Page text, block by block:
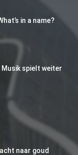
in a name?
spielt weiter
naar goud